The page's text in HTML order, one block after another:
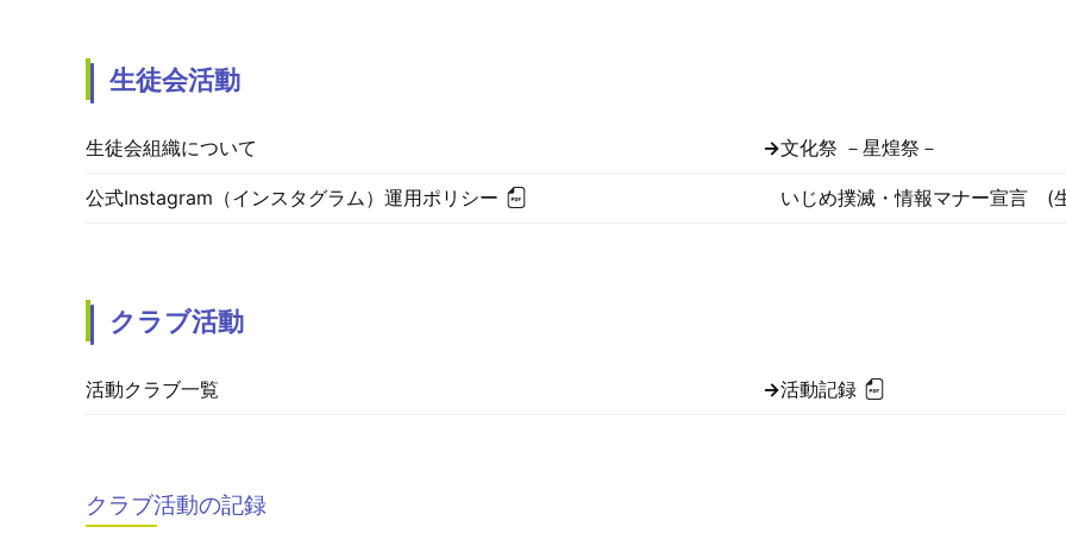
生徒会活動
生徒会組織について →文化祭 －星煌祭－
公式Instagram（インスタグラム）運用ポリシー いじめ撲滅・情報マナー宣言 (
クラブ活動
活動クラブ一覧 →活動記録
クラブ活動の記録